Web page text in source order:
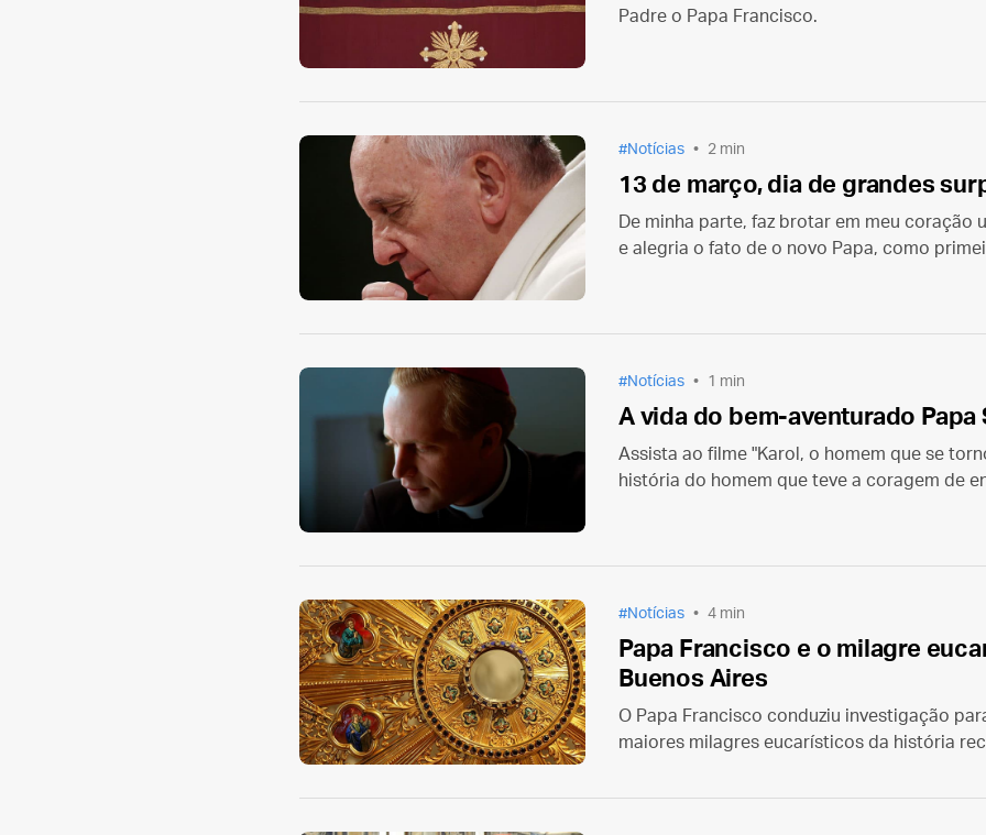
Padre o Papa Francisco.
Notícias 2 min
13 de março, dia de grandes
De minha parte, faz brotar em meu coração
e alegria o fato de o novo Papa, como
Notícias 1 min
A vida do bem-aventurado Papa
Assista ao filme "Karol, o homem que se
história do homem que teve a coragem de
Notícias 4 min
Papa Francisco e o milagre
Buenos Aires
O Papa Francisco conduziu investigação
maiores milagres eucarísticos da história